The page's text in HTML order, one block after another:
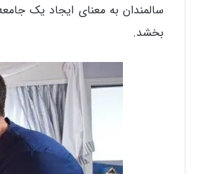
سالمندان به معنای ایجاد یک
بخشد.